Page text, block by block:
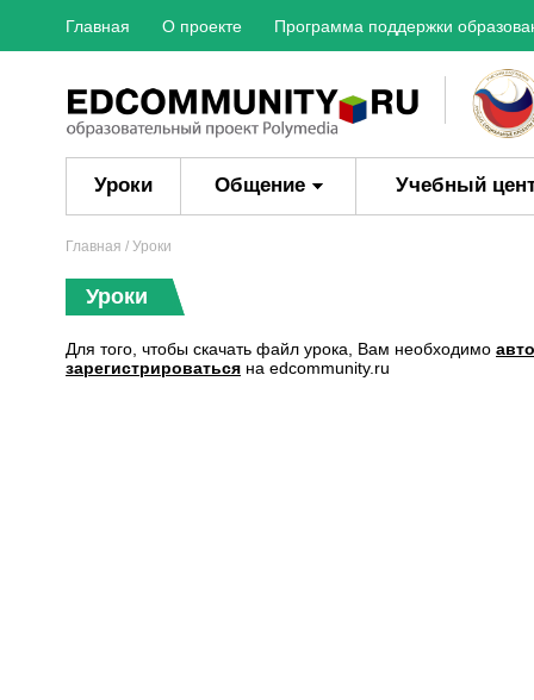
Главная О проекте Программа поддержки
Уроки Общение Учебный
Главная / Уроки
Уроки
Для того, чтобы скачать файл урока, Вам необходимо
зарегистрироваться на edcommunity.ru